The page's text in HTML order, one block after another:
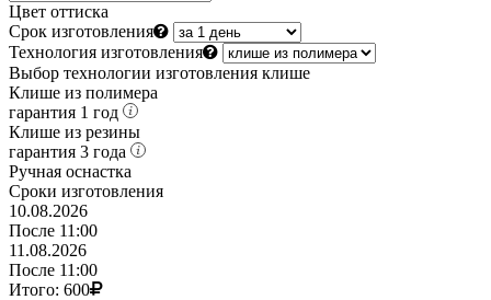
Цвет оттиска
Срок изготовления
Технология изготовления
Выбор технологии изготовления клише
Клише из полимера
гарантия 1 год
Клише из резины
гарантия 3 года
Ручная оснастка
Сроки изготовления
10.08.2026
После 11:00
11.08.2026
После 11:00
Итого: 600